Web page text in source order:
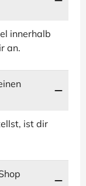
innerhalb
an.
ist dir